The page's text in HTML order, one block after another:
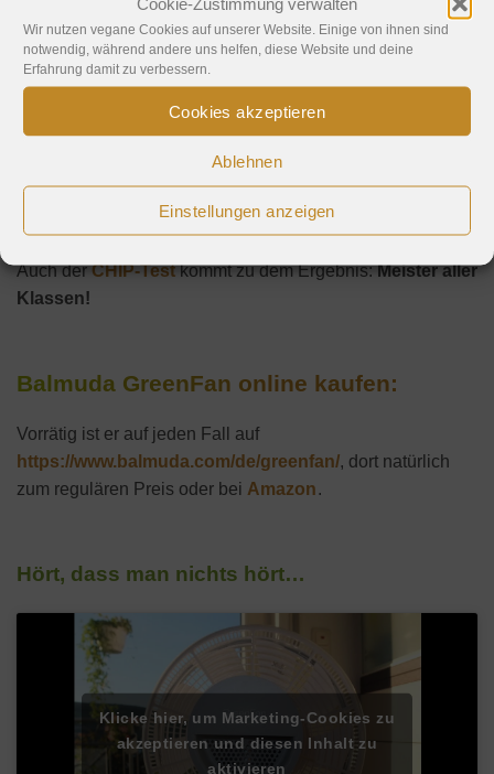
Wir nutzen vegane Cookies auf unserer Website. Einige von ihnen sind
notwendig, während andere uns helfen, diese Website und deine
Erfahrung damit zu verbessern.
Cookies akzeptieren
Ablehnen
Einstellungen anzeigen
Fazit:
Zugegeben, ich musste de GreenFan nicht kaufen, da ich
das Glück hatte, diesen Sponsored Post schreiben zu
dürfen. Meine ganz ehrliche Meinung: Mit einem Preis ab
299 Euro eine echte Luxus-Investition, aber das ist er wert,
wenn man einen natürlichen Luftstrom, super leisen
Betrieb und stylisches Design sucht!
Auch derCHIP-Testkommt zu dem Ergebnis:Meister aller
Klassen!
Balmuda GreenFan online kaufen:
Vorrätig ist er auf jeden Fall auf
https://www.balmuda.com/de/greenfan/, dort natürlich
zum regulären Preis oder bei Amazon.
Hört, dass man nichts hört…
Klicke hier, um Marketing-Cookies zu
akzeptieren und diesen Inhalt zu
aktivieren